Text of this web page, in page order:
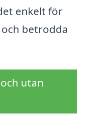
enkelt för
betrodda
utan